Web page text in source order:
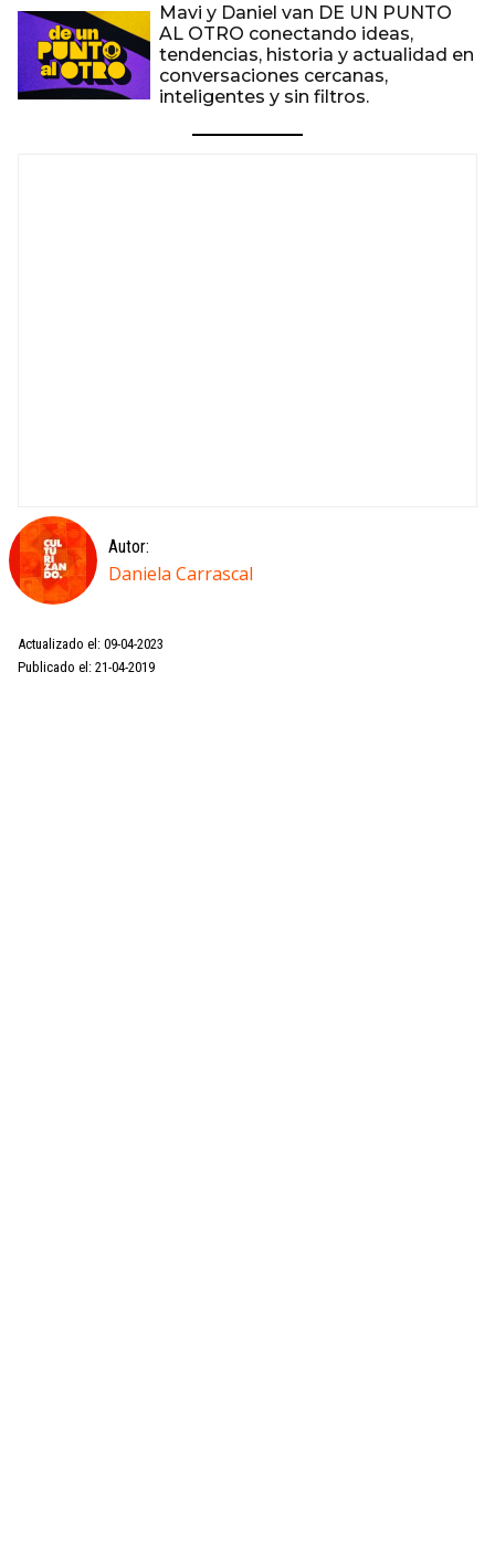
Mavi y Daniel van DE UN PUNTO
AL OTRO conectando ideas,
tendencias, historia y actualidad en
conversaciones cercanas,
inteligentes y sin filtros.
Autor:
Daniela Carrascal
Actualizado el: 09-04-2023
Publicado el: 21-04-2019